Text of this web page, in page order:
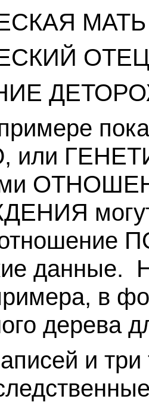
МАТЬ
могут
данные.
в
дерева
и